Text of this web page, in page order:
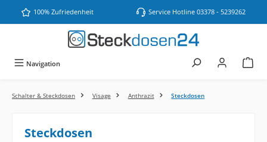
Zum Hauptinhalt springen
100% Zufriedenheit Service Hotline 03378 - 5239262
Navigation
Schalter & Steckdosen Visage Anthrazit Steckdosen
Steckdosen